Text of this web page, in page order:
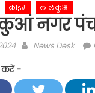
क्राइम लालकुआं
नगर
Author
News Desk
करें -